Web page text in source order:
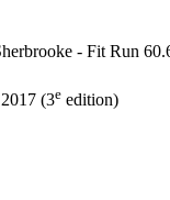
- Fit Run
(3e edition)